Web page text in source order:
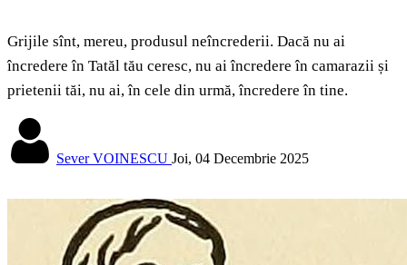
Grijile sînt, mereu, produsul neîncrederii. Dacă nu ai
încredere în Tatăl tău ceresc, nu ai încredere în camarazii și
prietenii tăi, nu ai, în cele din urmă, încredere în tine.
Sever VOINESCU Joi, 04 Decembrie 2025